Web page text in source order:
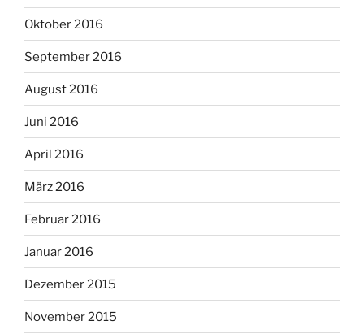
Oktober 2016
September 2016
August 2016
Juni 2016
April 2016
März 2016
Februar 2016
Januar 2016
Dezember 2015
November 2015